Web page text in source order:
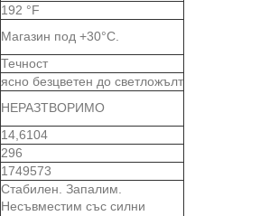
192 °F
Магазин под +30°C.
Течност
ясно безцветен до светложълт
НЕРАЗТВОРИМО
14,6104
296
1749573
Стабилен. Запалим.
Несъвместим със силни